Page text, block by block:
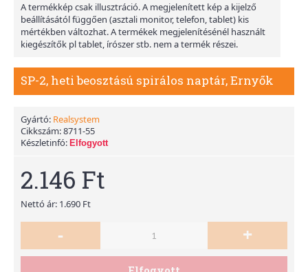
A termékkép csak illusztráció. A megjelenített kép a kijelző
beállításától függően (asztali monitor, telefon, tablet) kis
mértékben változhat. A termékek megjelenítésénél használt
kiegészítők pl tablet, írószer stb. nem a termék részei.
SP-2, heti beosztású spirálos naptár, Ernyők
Gyártó: Realsystem
Cikkszám:8711-55
Készletinfó: Elfogyott
2.146 Ft
Nettó ár: 1.690 Ft
- +